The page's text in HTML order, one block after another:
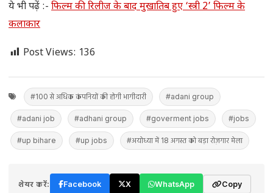
ये भी पढ़ें :- फिल्म की रिलीज के बाद मुखातिब हुए ‘स्त्री 2’ फिल्म के
कलाकार
Post Views: 136
#100 से अधिक कंपनियों की होगी भागीदारी #adani group
#adani job #adhani group #goverment jobs #jobs
#up bihare #up jobs #अयोध्या में 18 अगस्त को बड़ा रोज़गार मेला
शेयर करें: Facebook X WhatsApp Copy